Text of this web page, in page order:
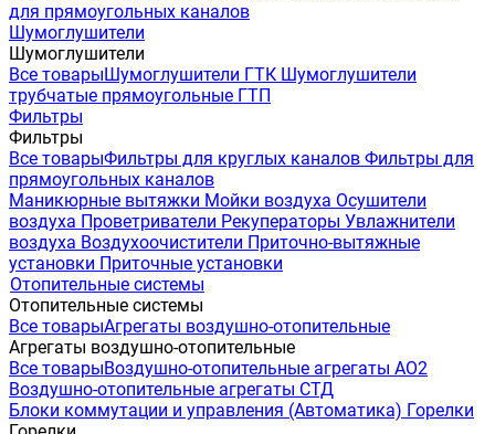
для прямоугольных каналов
Шумоглушители
Шумоглушители
Все товарыШумоглушители ГТК Шумоглушители
трубчатые прямоугольные ГТП
Фильтры
Фильтры
Все товарыФильтры для круглых каналов Фильтры для
прямоугольных каналов
Маникюрные вытяжки Мойки воздуха Осушители
воздуха Проветриватели Рекуператоры Увлажнители
воздуха Воздухоочистители Приточно-вытяжные
установки Приточные установки
Отопительные системы
Отопительные системы
Все товарыАгрегаты воздушно-отопительные
Агрегаты воздушно-отопительные
Все товарыВоздушно-отопительные агрегаты АО2
Воздушно-отопительные агрегаты СТД
Блоки коммутации и управления (Автоматика) Горелки